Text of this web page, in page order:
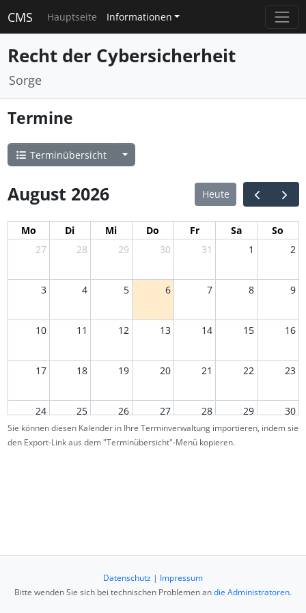
CMS Hauptseite Informationen
Recht der Cybersicherheit
Sorge
Termine
Terminübersicht
August 2026 Heute
Mo Di Mi Do Fr Sa
So
27
28 29 30 31 1 2
3 4 5 6 7 8 9
10 11 12 13 14 15 16
17 18 19 20 21 22 23
24 25 26 27 28 29 30
4
Sie können diesen Kalender in Ihre Terminverwaltung importieren, indem sie
den Export-Link aus dem "Terminübersicht"-Menü kopieren.
Datenschutz | Impressum
Bitte wenden Sie sich bei technischen Problemen andie Administratoren.